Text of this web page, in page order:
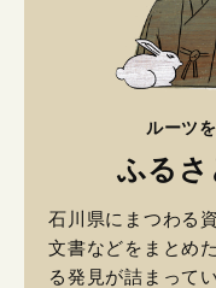
ルーツ
ふるさ
石川県にまつわる
文書などをまとめ
る発見が詰まって